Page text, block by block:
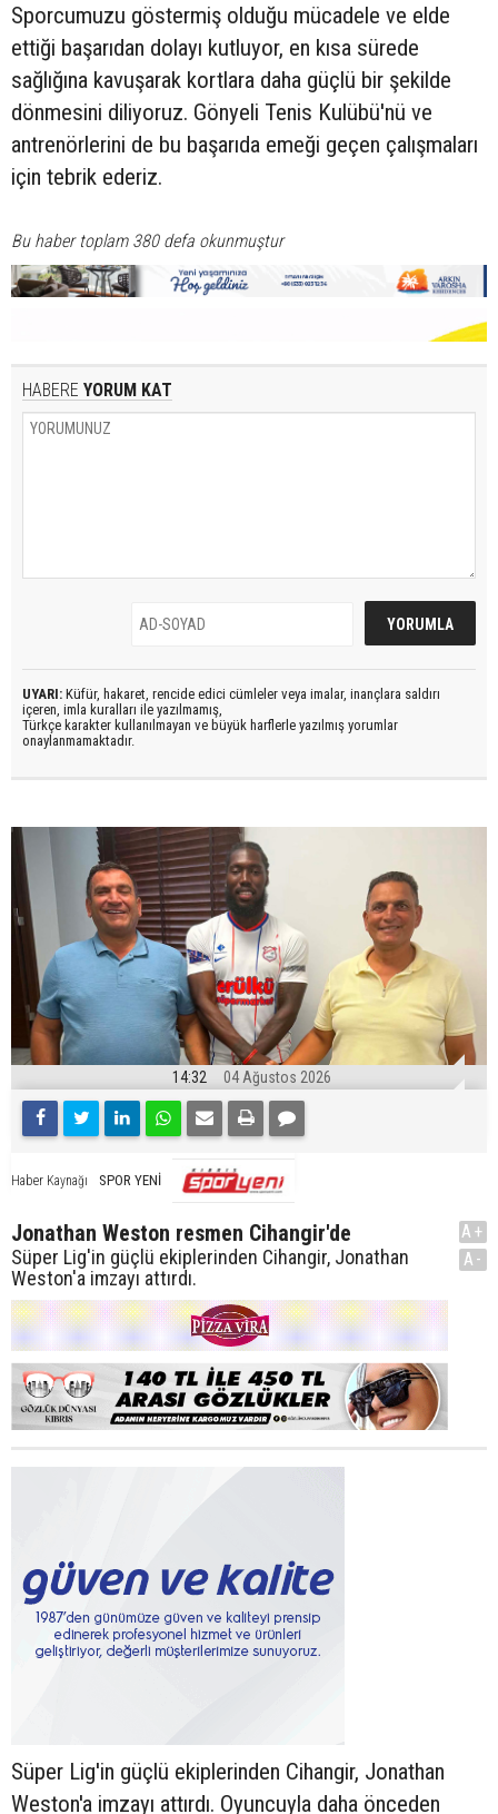
Sporcumuzu göstermiş olduğu mücadele ve elde
ettiği başarıdan dolayı kutluyor, en kısa sürede
sağlığına kavuşarak kortlara daha güçlü bir şekilde
dönmesini diliyoruz. Gönyeli Tenis Kulübü'nü ve
antrenörlerini de bu başarıda emeği geçen çalışmaları
için tebrik ederiz.
Bu haber toplam 380 defa okunmuştur
HABERE YORUM KAT
UYARI: Küfür, hakaret, rencide edici cümleler veya imalar, inançlara saldırı
içeren, imla kuralları ile yazılmamış,
Türkçe karakter kullanılmayan ve büyük harflerle yazılmış yorumlar
onaylanmamaktadır.
14:32 04 Ağustos 2026
Haber Kaynağı SPOR YENİ
Jonathan Weston resmen Cihangir'de
Süper Lig'in güçlü ekiplerinden Cihangir, Jonathan
Weston'a imzayı attırdı.
A+
A-
Süper Lig'in güçlü ekiplerinden Cihangir, Jonathan
Weston'a imzayı attırdı. Oyuncuyla daha önceden